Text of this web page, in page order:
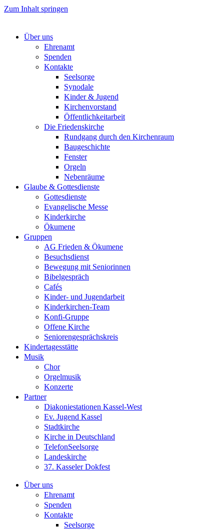
Zum Inhalt springen
Über uns
Ehrenamt
Spenden
Kontakte
Seelsorge
Synodale
Kinder & Jugend
Kirchenvorstand
Öffentlichkeitarbeit
Die Friedenskirche
Rundgang durch den Kirchenraum
Baugeschichte
Fenster
Orgeln
Nebenräume
Glaube & Gottesdienste
Gottesdienste
Evangelische Messe
Kinderkirche
Ökumene
Gruppen
AG Frieden & Ökumene
Besuchsdienst
Bewegung mit Seniorinnen
Bibelgespräch
Cafés
Kinder- und Jugendarbeit
Kinderkirchen-Team
Konfi-Gruppe
Offene Kirche
Seniorengesprächskreis
Kindertagesstätte
Musik
Chor
Orgelmusik
Konzerte
Partner
Diakoniestationen Kassel-West
Ev. Jugend Kassel
Stadtkirche
Kirche in Deutschland
TelefonSeelsorge
Landeskirche
37. Kasseler Dokfest
Über uns
Ehrenamt
Spenden
Kontakte
Seelsorge